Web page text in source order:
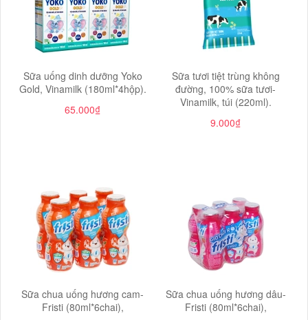
Sữa uống dinh dưỡng Yoko
Gold, Vinamilk (180ml*4hộp).
65.000₫
Sữa tươi tiệt trùng không
đường, 100% sữa tươi-
Vinamilk, túi (220ml).
9.000₫
Sữa chua uống hương cam-
Fristi (80ml*6chai),
Sữa chua uống hương dâu-
Fristi (80ml*6chai),